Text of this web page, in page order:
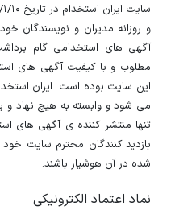
و روزانه مدیران و نویسندگان
آگهی های استخدامی گام
مطلوب و با کیفیت آگهی های
این سایت بوده است. ایران
می شود و وابسته به هیچ نهاد و
تنها منتشر کننده ی آگهی های
بازدید کنندگان محترم سایت
شده در آن هوشیار باشند.
نماد اعتماد الکترونیکی